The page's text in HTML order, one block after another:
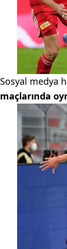
Sosyal medya
maçlarında